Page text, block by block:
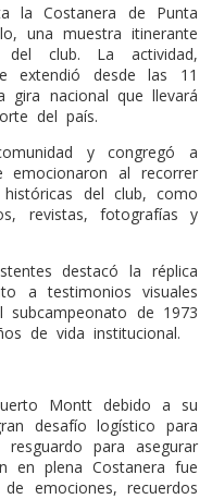
la Costanera de Punta
una muestra itinerante
club. La actividad,
extendió desde las 11
nacional que llevará
del país.
y congregó a
al recorrer
del club, como
revistas, fotografías y
destacó la réplica
a testimonios visuales
de 1973
de vida institucional.
Montt debido a su
desafío logístico para
para asegurar
en plena Costanera fue
emociones, recuerdos